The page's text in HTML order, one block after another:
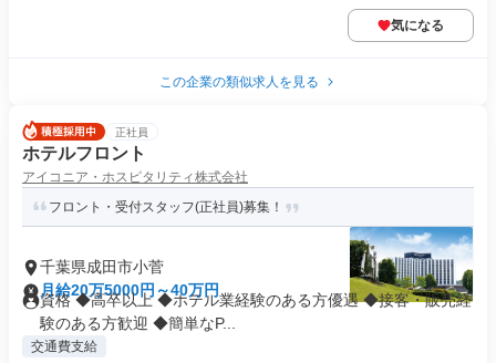
気になる
この企業の類似求人を見る
正社員
ホテルフロント
アイコニア・ホスピタリティ株式会社
フロント・受付スタッフ(正社員)募集！
千葉県成田市小菅
月給20万5000円～40万円
資格 ◆高卒以上 ◆ホテル業経験のある方優遇 ◆接客・販売経
験のある方歓迎 ◆簡単なP...
交通費支給